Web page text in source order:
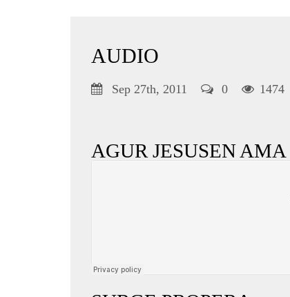
AUDIO
Sep 27th, 2011 0 1474
AGUR JESUSEN AMA